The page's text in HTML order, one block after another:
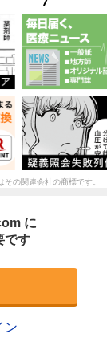
の関連会社の商標です。
に
です
ン